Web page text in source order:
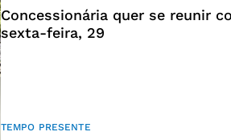
Concessionária quer se reunir
sexta-feira, 29
TEMPO PRESENTE